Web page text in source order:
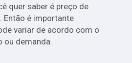
quer saber é preço de
Então é importante
variar de acordo com o
demanda.